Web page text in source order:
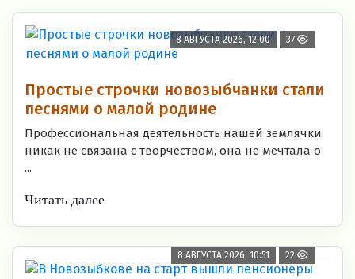
8 АВГУСТА 2026, 12:00 37
Простые строчки новозыбчанки стали
песнями о малой родине
Профессиональная деятельность нашей землячки
никак не связана с творчеством, она не мечтала о
...
Читать далее
8 АВГУСТА 2026, 10:51 22